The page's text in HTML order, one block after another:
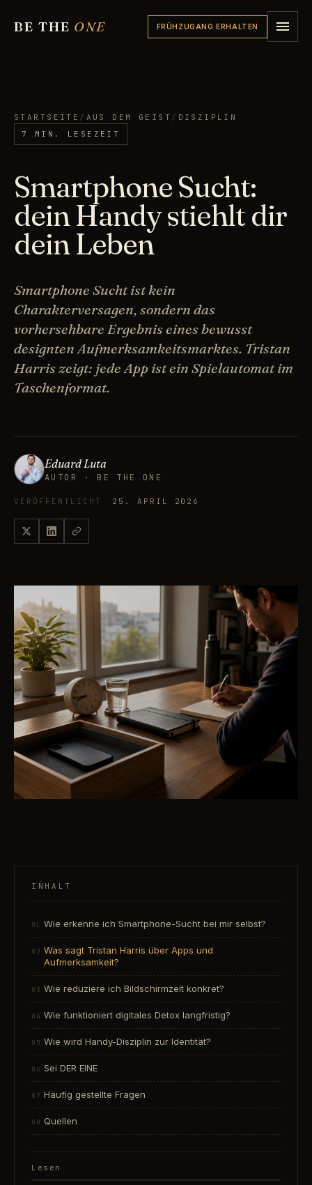
BE THE ONE FRÜHZUGANG ERHALTEN
STARTSEITE / AUS DEM GEIST / DISZIPLIN
7 MIN. LESEZEIT
Smartphone Sucht:
dein Handy stiehlt dir
dein Leben
Smartphone Sucht ist kein
Charakterversagen, sondern das
vorhersehbare Ergebnis eines bewusst
designten Aufmerksamkeitsmarktes. Tristan
Harris zeigt: jede App ist ein Spielautomat im
Taschenformat.
Eduard Luta
AUTOR · BE THE ONE
VERÖFFENTLICHT 25. APRIL 2026
INHALT
Wie erkenne ich Smartphone-Sucht bei mir selbst?
Was sagt Tristan Harris über Apps und
Aufmerksamkeit?
Wie reduziere ich Bildschirmzeit konkret?
Wie funktioniert digitales Detox langfristig?
Wie wird Handy-Disziplin zur Identität?
Sei DER EINE
Häufig gestellte Fragen
Quellen
Lesen